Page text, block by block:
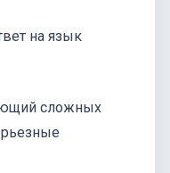
на язык
сложных